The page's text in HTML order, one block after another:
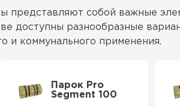
представляют собой важные
доступны разнообразные
и коммунального применения.
из высокопрочных
и механическим
Парок Pro
Segment 100